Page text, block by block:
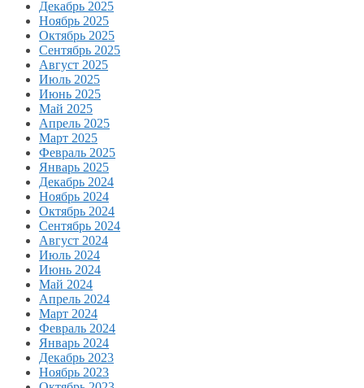
Декабрь 2025
Ноябрь 2025
Октябрь 2025
Сентябрь 2025
Август 2025
Июль 2025
Июнь 2025
Май 2025
Апрель 2025
Март 2025
Февраль 2025
Январь 2025
Декабрь 2024
Ноябрь 2024
Октябрь 2024
Сентябрь 2024
Август 2024
Июль 2024
Июнь 2024
Май 2024
Апрель 2024
Март 2024
Февраль 2024
Январь 2024
Декабрь 2023
Ноябрь 2023